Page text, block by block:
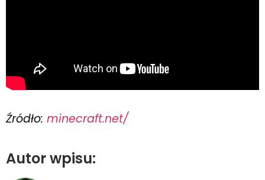
Źródło: minecraft.net/
Autor wpisu: